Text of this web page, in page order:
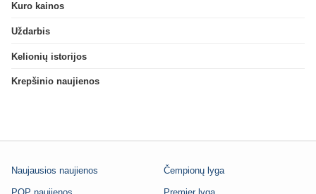
Kuro kainos
Uždarbis
Kelionių istorijos
Krepšinio naujienos
Naujausios naujienos Čempionų lyga